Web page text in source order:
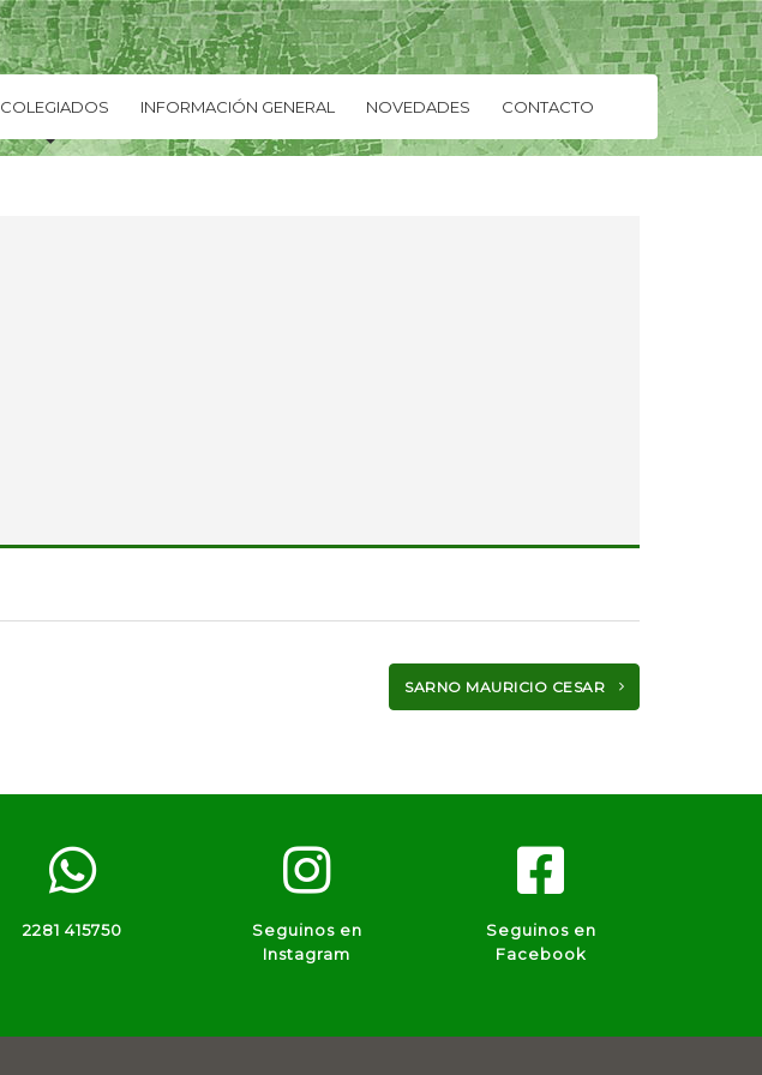
COLEGIADOS INFORMACIÓN GENERAL NOVEDADES CONTACTO
SARNO MAURICIO CESAR
2281 415750
Seguinos en
Instagram
Seguinos en
Facebook